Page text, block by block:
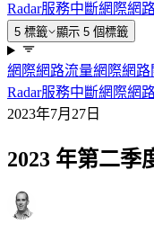
Radar服務中斷網際網
5 標籤
顯示 5 個標籤
網際網路流量網際網路
Radar服務中斷網際網
2023年7月27日
2023 年第二季